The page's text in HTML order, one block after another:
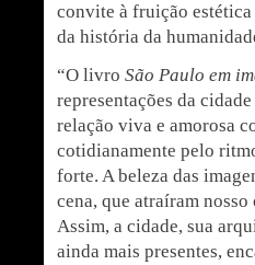
convite à fruição estética
da história da
“O livro São Paulo em
representações da
relação viva e amorosa
cotidianamente pelo
forte. A beleza das
cena, que atraíram
Assim, a cidade, sua
ainda mais presentes,